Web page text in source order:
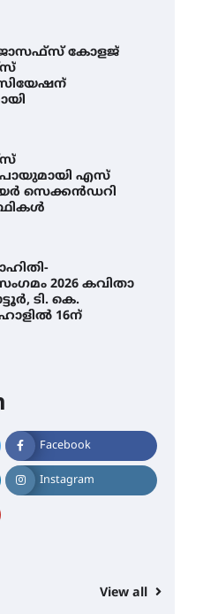
കോളജ്
എസ്
സെക്കൻഡറി
2026 കവിതാ
ടി. കെ.
16ന്
Facebook
Instagram
View all